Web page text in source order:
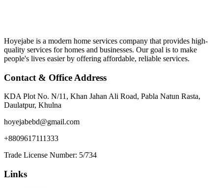
Hoyejabe is a modern home services company that provides high-
quality services for homes and businesses. Our goal is to make
people's lives easier by offering affordable, reliable services.
Contact & Office Address
KDA Plot No. N/11, Khan Jahan Ali Road, Pabla Natun Rasta,
Daulatpur, Khulna
hoyejabebd@gmail.com
+8809617111333
Trade License Number: 5/734
Links